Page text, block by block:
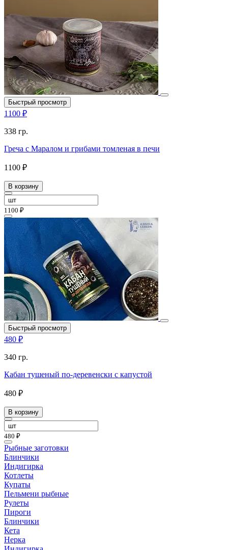
Быстрый просмотр
1100 ₽
338 гр.
Греча с Маралом и грибами томленая в печи
1100 ₽
В корзину
1100 ₽
Быстрый просмотр
480 ₽
340 гр.
Кабан тушеный по-деревенски с капустой
480 ₽
В корзину
480 ₽
Рыбные заготовки
Блинчики
Индигирка
Котлеты
Купаты
Пельмени рыбные
Рулеты
Пироги
Блинчики
Кета
Нерка